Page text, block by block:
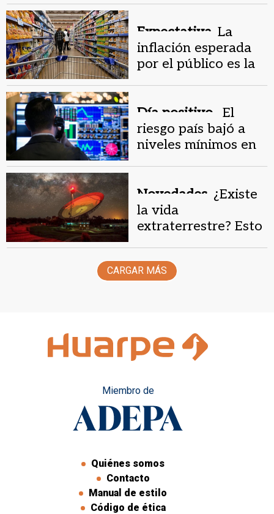
y hay gran
Expectativa. La
inflación esperada
por el público es la
Día positivo .
El
riesgo país bajó a
niveles mínimos en
mercados
Novedades. ¿Existe
la vida
extraterrestre? Esto
científicos tras
investigar
CARGAR MÁS
Miembro de
Quiénes somos
Contacto
Manual de estilo
Código de ética